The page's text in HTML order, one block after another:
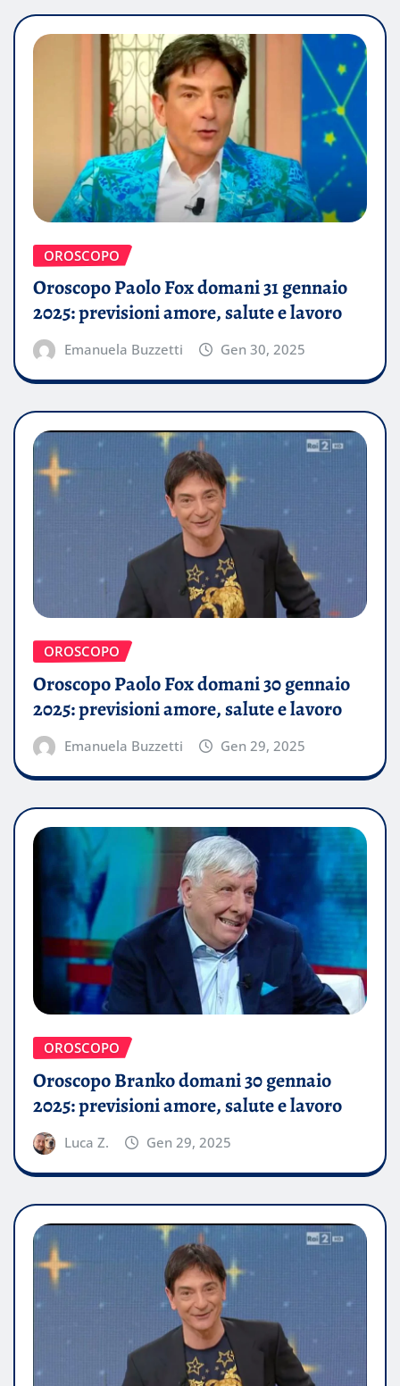
OROSCOPO
Oroscopo Paolo Fox domani 31 gennaio
2025: previsioni amore, salute e lavoro
Emanuela Buzzetti Gen 30, 2025
OROSCOPO
Oroscopo Paolo Fox domani 30 gennaio
2025: previsioni amore, salute e lavoro
Emanuela Buzzetti Gen 29, 2025
OROSCOPO
Oroscopo Branko domani 30 gennaio
2025: previsioni amore, salute e lavoro
Luca Z. Gen 29, 2025